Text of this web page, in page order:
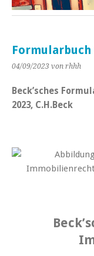
04/09/2023 von rhhh
Beck’sches
2023, C.H.Beck